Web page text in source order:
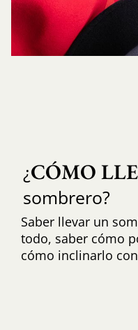
¿CÓMO
sombrero?
Saber llevar un
todo, saber cómo
cómo inclinarlo